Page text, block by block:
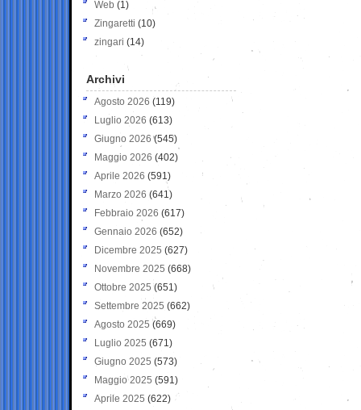
Web (1)
Zingaretti (10)
zingari (14)
Archivi
Agosto 2026 (119)
Luglio 2026 (613)
Giugno 2026 (545)
Maggio 2026 (402)
Aprile 2026 (591)
Marzo 2026 (641)
Febbraio 2026 (617)
Gennaio 2026 (652)
Dicembre 2025 (627)
Novembre 2025 (668)
Ottobre 2025 (651)
Settembre 2025 (662)
Agosto 2025 (669)
Luglio 2025 (671)
Giugno 2025 (573)
Maggio 2025 (591)
Aprile 2025 (622)